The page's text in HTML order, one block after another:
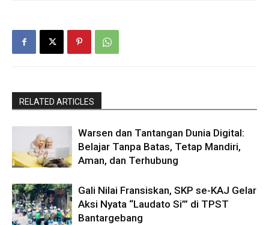
RELATED ARTICLES
Warsen dan Tantangan Dunia Digital:
Belajar Tanpa Batas, Tetap Mandiri,
Aman, dan Terhubung
Gali Nilai Fransiskan, SKP se-KAJ Gelar
Aksi Nyata “Laudato Si’” di TPST
Bantargebang